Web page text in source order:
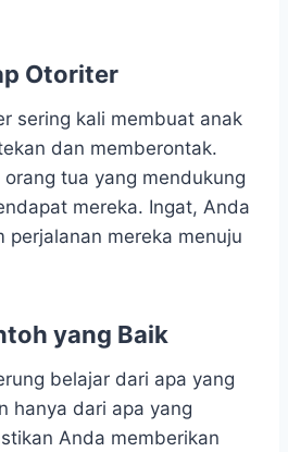
Otoriter
sering kali membuat anak
dan memberontak.
tua yang mendukung
mereka. Ingat, Anda
perjalanan mereka menuju
yang Baik
belajar dari apa yang
hanya dari apa yang
Anda memberikan